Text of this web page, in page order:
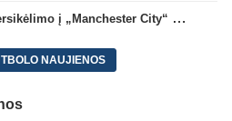
G. Rulli – per žingsnį nuo persikėlimo į „Manchester City“ klubą
NAUJIENOS